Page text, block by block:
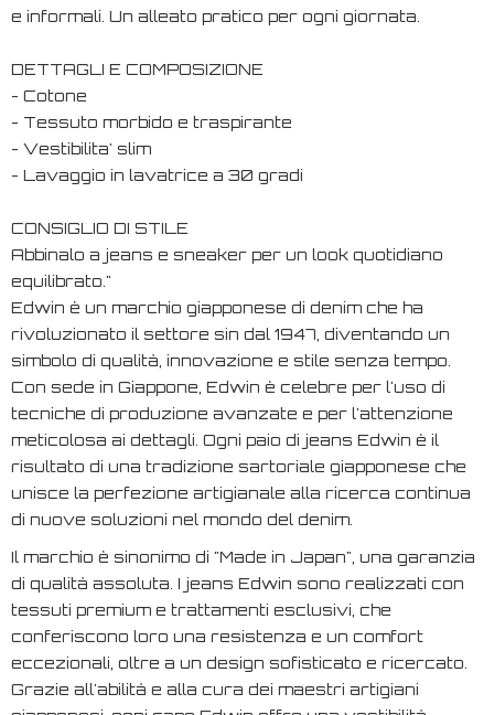
e informali. Un alleato pratico per ogni giornata.
DETTAGLI E COMPOSIZIONE
- Cotone
- Tessuto morbido e traspirante
- Vestibilita' slim
- Lavaggio in lavatrice a 30 gradi
CONSIGLIO DI STILE
Abbinalo a jeans e sneaker per un look quotidiano
equilibrato."
Edwin è un marchio giapponese di denim che ha
rivoluzionato il settore sin dal 1947, diventando un
simbolo di qualità, innovazione e stile senza tempo.
Con sede in Giappone, Edwin è celebre per l'uso di
tecniche di produzione avanzate e per l'attenzione
meticolosa ai dettagli. Ogni paio di jeans Edwin è il
risultato di una tradizione sartoriale giapponese che
unisce la perfezione artigianale alla ricerca continua
di nuove soluzioni nel mondo del denim.
Il marchio è sinonimo di "Made in Japan", una garanzia
di qualità assoluta. I jeans Edwin sono realizzati con
tessuti premium e trattamenti esclusivi, che
conferiscono loro una resistenza e un comfort
eccezionali, oltre a un design sofisticato e ricercato.
Grazie all'abilità e alla cura dei maestri artigiani